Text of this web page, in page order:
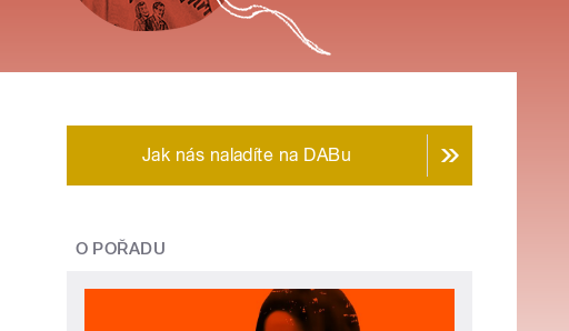
Jak nás naladíte na DABu
O POŘADU